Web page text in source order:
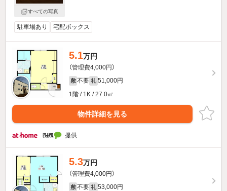
すべての写真
駐車場あり 宅配ボックス
5.1万円
（管理費4,000円）
敷 不要 礼 51,000円
1階 / 1K / 27.0㎡
物件詳細を見る
提供
5.3万円
（管理費4,000円）
敷 不要 礼 53,000円